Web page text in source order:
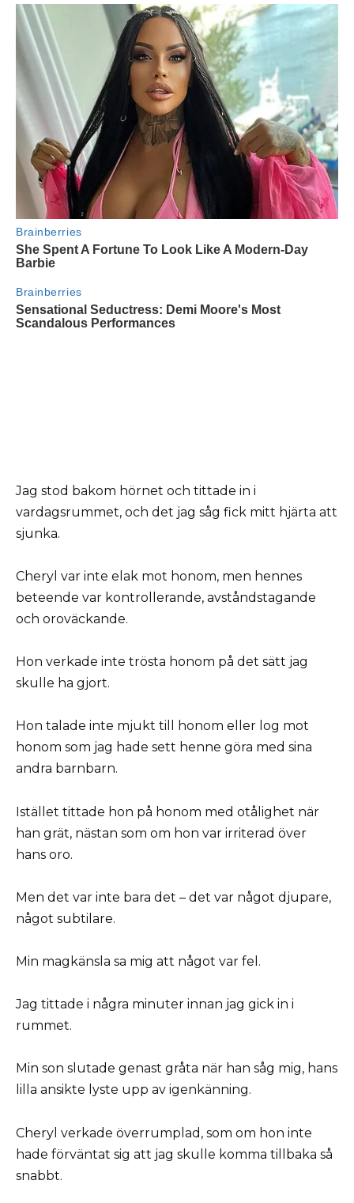
Jag stod bakom hörnet och tittade in i
vardagsrummet, och det jag såg fick mitt hjärta att
sjunka.
Cheryl var inte elak mot honom, men hennes
beteende var kontrollerande, avståndstagande
och oroväckande.
Hon verkade inte trösta honom på det sätt jag
skulle ha gjort.
Hon talade inte mjukt till honom eller log mot
honom som jag hade sett henne göra med sina
andra barnbarn.
Istället tittade hon på honom med otålighet när
han grät, nästan som om hon var irriterad över
hans oro.
Men det var inte bara det – det var något djupare,
något subtilare.
Min magkänsla sa mig att något var fel.
Jag tittade i några minuter innan jag gick in i
rummet.
Min son slutade genast gråta när han såg mig, hans
lilla ansikte lyste upp av igenkänning.
Cheryl verkade överrumplad, som om hon inte
hade förväntat sig att jag skulle komma tillbaka så
snabbt.